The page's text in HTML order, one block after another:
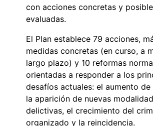
con acciones concretas y
evaluadas.
El Plan establece 79 acciones,
medidas concretas (en curso, a
largo plazo) y 10 reformas
orientadas a responder a los
desafíos actuales: el aumento
la aparición de nuevas
delictivas, el crecimiento del
organizado y la reincidencia.